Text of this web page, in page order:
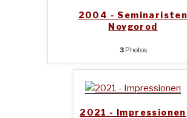
2004 - Seminaristen
Novgorod
3Photos
2021 - Impressionen